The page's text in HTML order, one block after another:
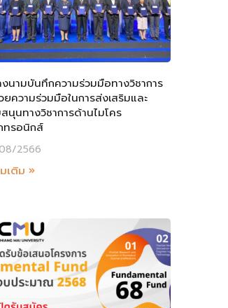
นามบันทึกความร่วมมือทางวิชาการ
ยความร่วมมือในการส่งเสริมและ
นุนทางวิชาการด้านไมโคร
ทรอนิกส์
2566
เติม »